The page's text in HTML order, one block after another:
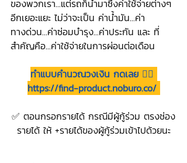
ของพวกเรา...แต่รถก็นำมาซึ่งค่าใช้จ่ายต่างๆ
อีกเยอะแยะ ไม่ว่าจะเป็น ค่าน้ำมัน...ค่า
ทางด่วน...ค่าซ่อมบำรุง...ค่าประกัน และ ที่
สำคัญคือ...ค่าใช้จ่ายในการผ่อนต่อเดือน
ทำแบบคำนวณวงเงิน กดเลย 👉🏻
https://find-product.noburo.co/
✅ ตอนกรอกรายได้ กรณีมีผู้กู้ร่วม ตรงช่อง
รายได้ ให้ +รายได้ของผู้กู้ร่วมเข้าไปด้วยนะ